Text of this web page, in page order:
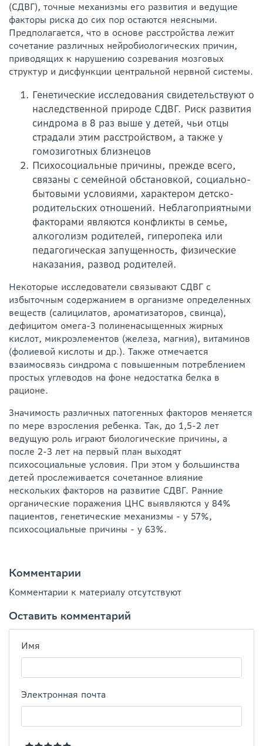
(СДВГ), точные механизмы его развития и ведущие
факторы риска до сих пор остаются неясными.
Предполагается, что в основе расстройства лежит
сочетание различных нейробиологических причин,
приводящих к нарушению созревания мозговых
структур и дисфункции центральной нервной системы.
Генетические исследования свидетельствуют о
наследственной природе СДВГ. Риск развития
синдрома в 8 раз выше у детей, чьи отцы
страдали этим расстройством, а также у
гомозиготных близнецов
Психосоциальные причины, прежде всего,
связаны с семейной обстановкой, социально-
бытовыми условиями, характером детско-
родительских отношений. Неблагоприятными
факторами являются конфликты в семье,
алкоголизм родителей, гиперопека или
педагогическая запущенность, физические
наказания, развод родителей.
Некоторые исследователи связывают СДВГ с
избыточным содержанием в организме определенных
веществ (салицилатов, ароматизаторов, свинца),
дефицитом омега-3 полиненасыщенных жирных
кислот, микроэлементов (железа, магния), витаминов
(фолиевой кислоты и др.). Также отмечается
взаимосвязь синдрома с повышенным потреблением
простых углеводов на фоне недостатка белка в
рационе.
Значимость различных патогенных факторов меняется
по мере взросления ребенка. Так, до 1,5-2 лет
ведущую роль играют биологические причины, а
после 2-3 лет на первый план выходят
психосоциальные условия. При этом у большинства
детей прослеживается сочетанное влияние
нескольких факторов на развитие СДВГ. Ранние
органические поражения ЦНС выявляются у 84%
пациентов, генетические механизмы - у 57%,
психосоциальные причины - у 63%.
Комментарии
Комментарии к материалу отсутствуют
Оставить комментарий
Имя
Электронная почта